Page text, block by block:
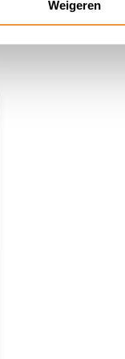
Weigeren
diameter van 8